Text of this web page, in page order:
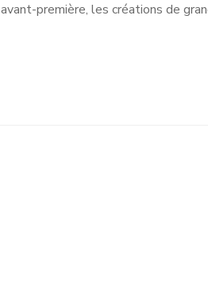
première, les créations de